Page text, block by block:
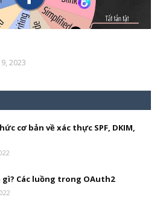
2023
cơ bản về xác thực SPF, DKIM,
gì? Các luồng trong OAuth2